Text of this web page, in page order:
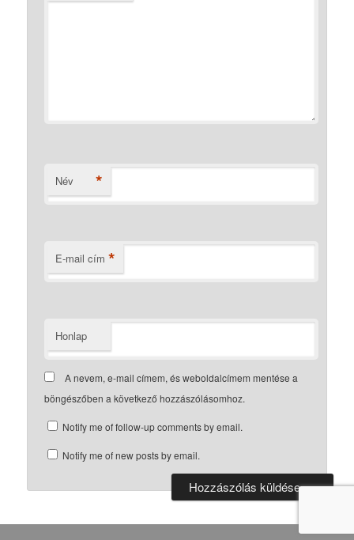
Név *
E-mail cím *
Honlap
A nevem, e-mail címem, és weboldalcímem mentése a
böngészőben a következő hozzászólásomhoz.
Notify me of follow-up comments by email.
Notify me of new posts by email.